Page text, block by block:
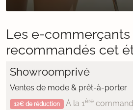
Les e-commerçants
recommandés cet
Showroomprivé
Ventes de mode & prêt-à-porter
12€ de réduction À la 1ère